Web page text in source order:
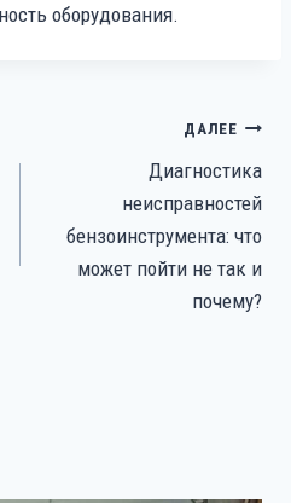
оборудования.
ДАЛЕЕ
Диагностика
неисправностей
бензоинструмента: что
может пойти не так и
почему?